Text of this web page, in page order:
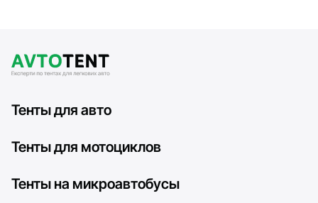
Тенты для авто
Тенты для мотоциклов
Тенты на микроавтобусы